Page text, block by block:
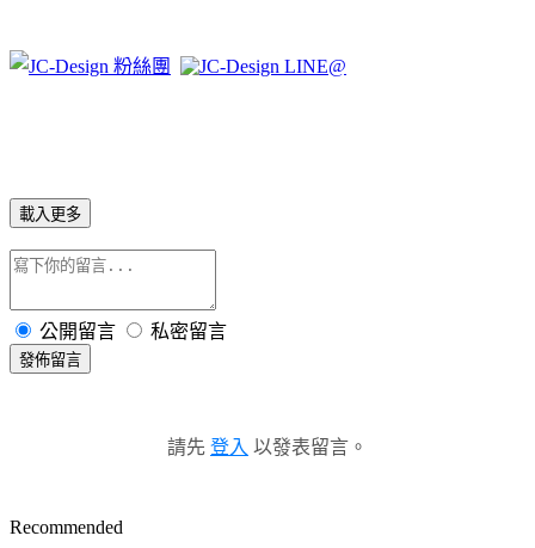
載入更多
公開留言 私密留言
發佈留言
請先 登入 以發表留言。
Recommended